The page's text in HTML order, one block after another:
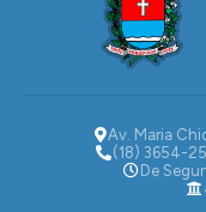
Av. Maria
(18) 3654-
De